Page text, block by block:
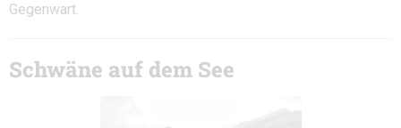
Gegenwart.
Schwäne auf dem See